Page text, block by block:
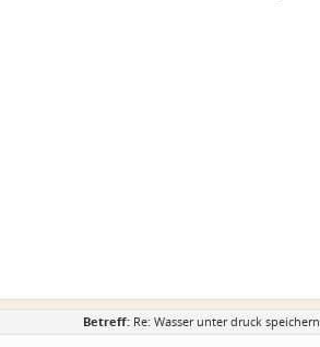
Betreff: Re: Wasser unter druck speichern